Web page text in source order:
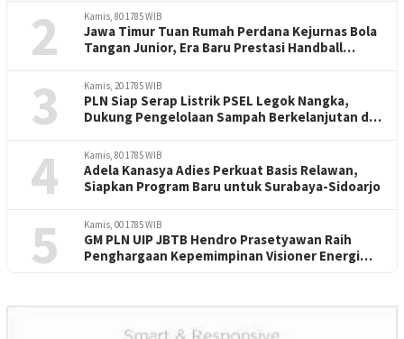
2 Kamis, 80 1785 WIB
Jawa Timur Tuan Rumah Perdana Kejurnas Bola
Tangan Junior, Era Baru Prestasi Handball
3 Kamis, 20 1785 WIB
PLN Siap Serap Listrik PSEL Legok Nangka,
Dukung Pengelolaan Sampah Berkelanjutan di
4 Kamis, 80 1785 WIB
Adela Kanasya Adies Perkuat Basis Relawan,
Siapkan Program Baru untuk Surabaya-Sidoarjo
5 Kamis, 00 1785 WIB
GM PLN UIP JBTB Hendro Prasetyawan Raih
Penghargaan Kepemimpinan Visioner Energi